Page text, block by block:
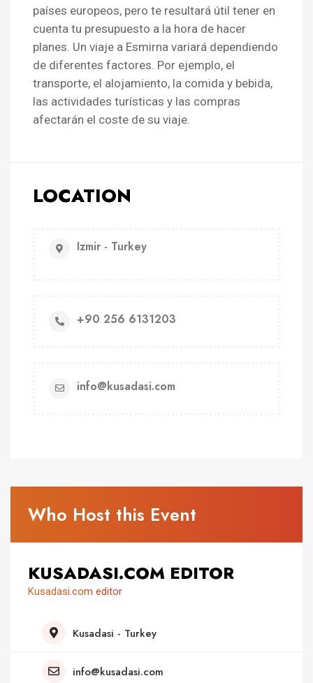
países europeos, pero te resultará útil tener en
cuenta tu presupuesto a la hora de hacer
planes. Un viaje a Esmirna variará dependiendo
de diferentes factores. Por ejemplo, el
transporte, el alojamiento, la comida y bebida,
las actividades turísticas y las compras
afectarán el coste de su viaje.
LOCATION
Izmir - Turkey
+90 256 6131203
info@kusadasi.com
Who Host this Event
KUSADASI.COM EDITOR
Kusadasi.com editor
Kusadasi - Turkey
info@kusadasi.com